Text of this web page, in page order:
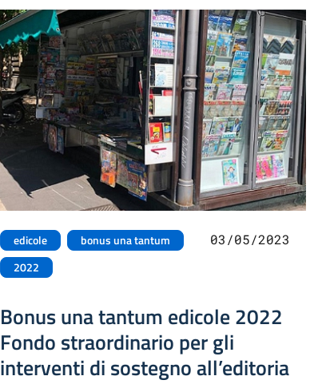
edicole
bonus una tantum
2022
03/05/2023
Bonus una tantum edicole 2022
Fondo straordinario per gli
interventi di sostegno all’editoria